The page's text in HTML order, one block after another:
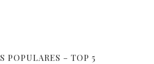
POPULARES – TOP 5